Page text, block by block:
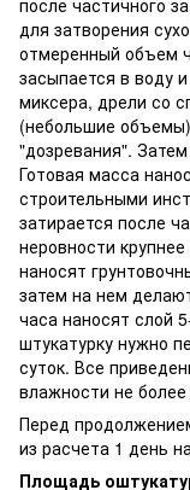
для затворения
отмеренный объем
засыпается в воду
миксера, дрели со
(небольшие
"дозревания".
Готовая масса
строительными
затирается после
неровности
наносят
затем на нем
часа наносят слой
штукатурку нужно
суток. Все
влажности не
Перед
из расчета 1 день
Площадь